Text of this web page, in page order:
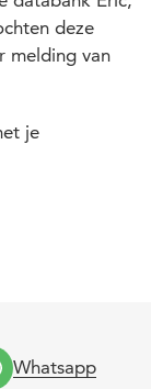
deze
melding van
je
Whatsapp